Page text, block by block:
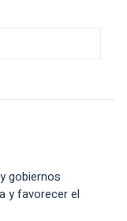
gobiernos
y favorecer el